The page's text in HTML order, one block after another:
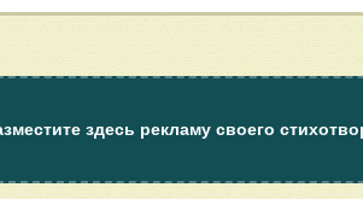
здесь рекламу своего